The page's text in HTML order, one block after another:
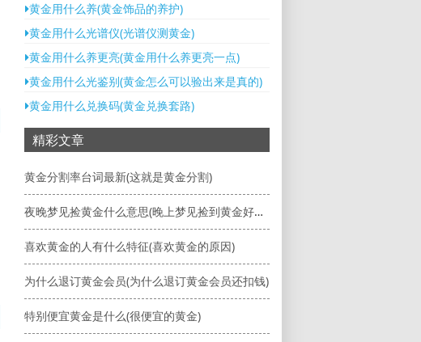
黄金用什么养(黄金饰品的养护)
黄金用什么光谱仪(光谱仪测黄金)
黄金用什么养更亮(黄金用什么养更亮一点)
黄金用什么光鉴别(黄金怎么可以验出来是真的)
黄金用什么兑换码(黄金兑换套路)
精彩文章
黄金分割率台词最新(这就是黄金分割)
夜晚梦见捡黄金什么意思(晚上梦见捡到黄金好不好)
喜欢黄金的人有什么特征(喜欢黄金的原因)
为什么退订黄金会员(为什么退订黄金会员还扣钱)
特别便宜黄金是什么(很便宜的黄金)